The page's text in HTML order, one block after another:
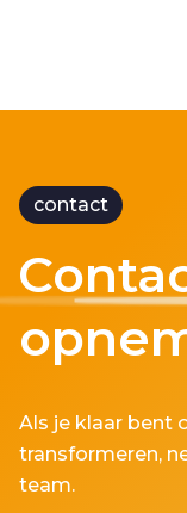
contact
Als je klaar bent
transformeren,
team.